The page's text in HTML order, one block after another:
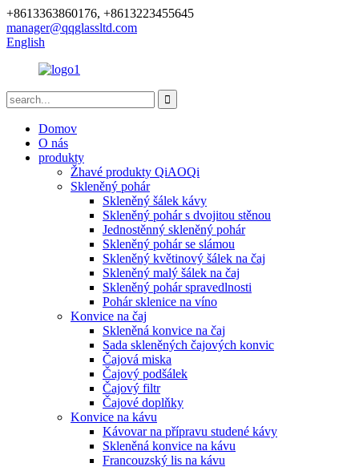
+8613363860176, +8613223455645
manager@qqglassltd.com
English
Domov
O nás
produkty
Žhavé produkty QiAOQi
Skleněný pohár
Skleněný šálek kávy
Skleněný pohár s dvojitou stěnou
Jednostěnný skleněný pohár
Skleněný pohár se slámou
Skleněný květinový šálek na čaj
Skleněný malý šálek na čaj
Skleněný pohár spravedlnosti
Pohár sklenice na víno
Konvice na čaj
Skleněná konvice na čaj
Sada skleněných čajových konvic
Čajová miska
Čajový podšálek
Čajový filtr
Čajové doplňky
Konvice na kávu
Kávovar na přípravu studené kávy
Skleněná konvice na kávu
Francouzský lis na kávu